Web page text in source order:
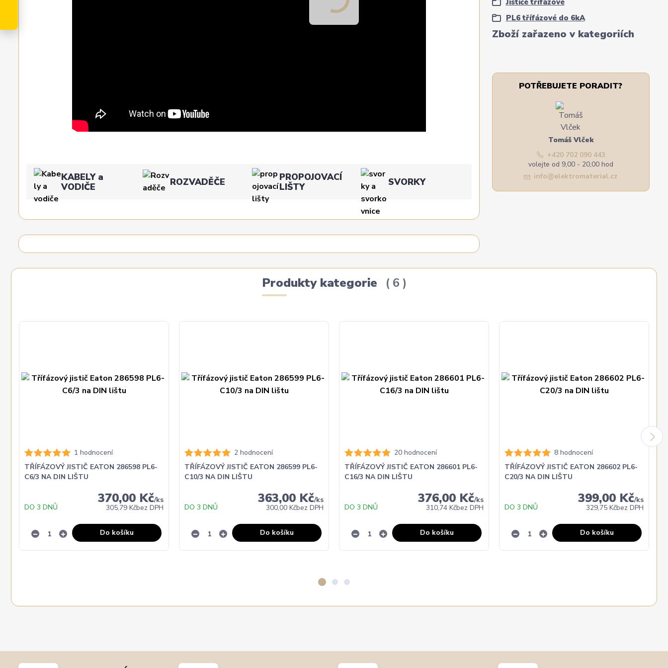
KABELY a
VODIČE
ROZVADĚČE
PROPOJOVACÍ
LIŠTY
SVORKY
Zboží zařazeno v kategoriích
PL6 třífázové do 6kA
POTŘEBUJETE PORADIT?
Tomáš Vlček
+420 702 090 443
volejte od 9,00 - 20,00 hod
info@elektromaterial.cz
Produkty kategorie 6
1 hodnocení
TŘÍFÁZOVÝ JISTIČ EATON 286598 PL6-
C6/3 NA DIN LIŠTU
370,00 Kč/ks
305,79 Kčbez DPH
DO 3 DNŮ
Do košíku
2 hodnocení
TŘÍFÁZOVÝ JISTIČ EATON 286599 PL6-
C10/3 NA DIN LIŠTU
363,00 Kč/ks
300,00 Kčbez DPH
DO 3 DNŮ
Do košíku
20 hodnocení
TŘÍFÁZOVÝ JISTIČ EATON 286601 PL6-
C16/3 NA DIN LIŠTU
376,00 Kč/ks
310,74 Kčbez DPH
DO 3 DNŮ
Do košíku
8 hodnocení
TŘÍFÁZOVÝ JISTIČ EATON 286602 PL6-
C20/3 NA DIN LIŠTU
399,00 Kč/ks
329,75 Kčbez DPH
DO 3 DNŮ
Do košíku